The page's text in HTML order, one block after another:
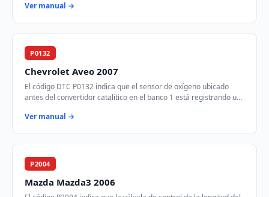
Ver manual →
P0132
Chevrolet Aveo 2007
El código DTC P0132 indica que el sensor de oxígeno ubicado
antes del convertidor catalítico en el banco 1 está registrando un
Ver manual →
P2004
Mazda Mazda3 2006